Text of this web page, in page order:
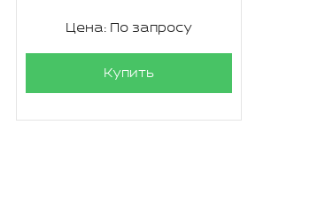
Цена: По запросу
Купить